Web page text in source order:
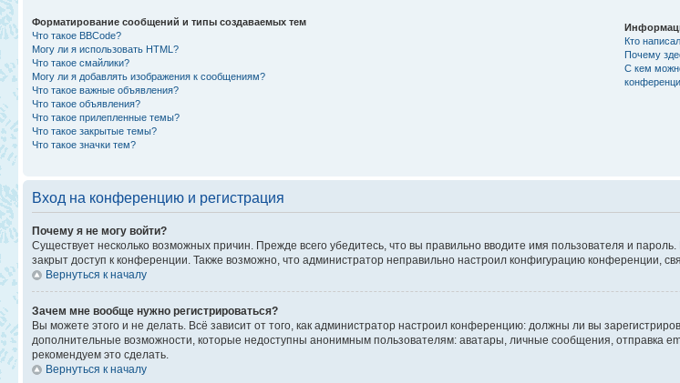
Форматирование сообщений и типы создаваемых тем
Что такое BBCode?
Могу ли я использовать HTML?
Что такое смайлики?
Могу ли я добавлять изображения к сообщениям?
Что такое важные объявления?
Что такое объявления?
Что такое прилепленные темы?
Что такое закрытые темы?
Что такое значки тем?
Кто
Почему
С кем
Вход на конференцию и регистрация
Почему я не могу войти?
Существует несколько возможных причин. Прежде всего убедитесь, что вы правильно вводите имя пользователя и
закрыт доступ к конференции. Также возможно, что администратор неправильно настроил конфигурацию конференции,
Вернуться к началу
Зачем мне вообще нужно регистрироваться?
Вы можете этого и не делать. Всё зависит от того, как администратор настроил конференцию: должны ли вы
дополнительные возможности, которые недоступны анонимным пользователям: аватары, личные сообщения, отправка
рекомендуем это сделать.
Вернуться к началу